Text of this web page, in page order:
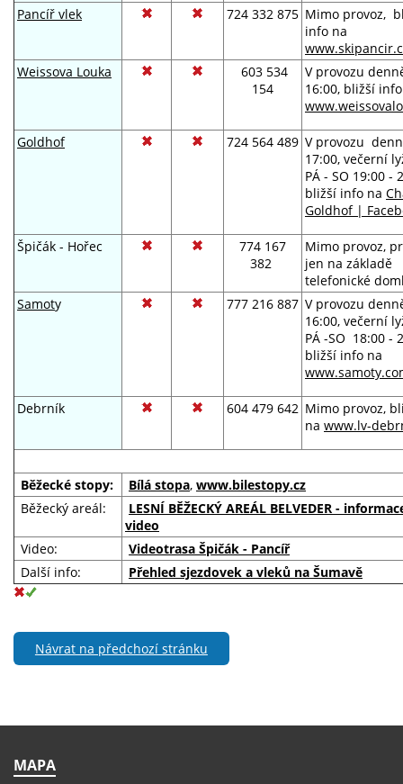
Pancíř vlek
724 332 875 Mimo provoz,
info na
Weissova Louka
603 534
154
V provozu
16:00, bližší
Goldhof 724 564 489 V provozu
17:00, večerní
PÁ - SO 19:00 -
bližší info na
Goldhof |
Špičák - Hořec
774 167
382
Mimo provoz,
jen na základě
telefonické
Samoty 777 216 887 V provozu
16:00, večerní
PÁ -SO 18:00 -
bližší info na
Debrník 604 479 642 Mimo provoz,
na www.lv-
Běžecké stopy: Bílá stopa, www.bilestopy.cz
Běžecký areál:
LESNÍ BĚŽECKÝ AREÁL BELVEDER -
video
Video:
Videotrasa Špičák - Pancíř
Další info:
Přehled sjezdovek a vleků na Šumavě
Návrat na předchozí stránku
MAPA